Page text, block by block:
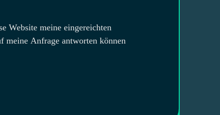
Website meine eingereichten
meine Anfrage antworten können